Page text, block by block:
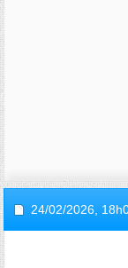
24/02/2026,